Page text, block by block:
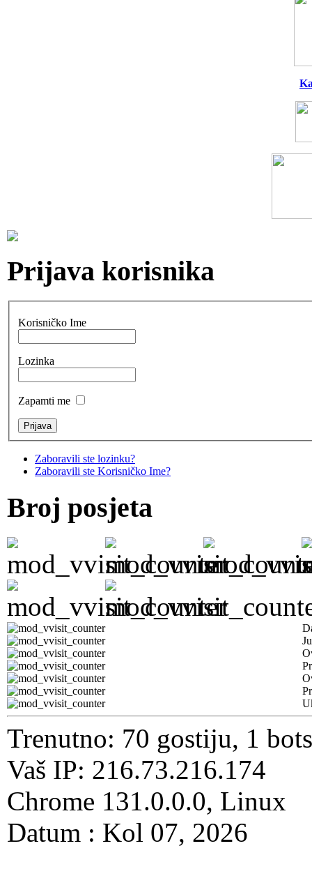
Prijava korisnika
Korisničko Ime
Lozinka
Zapamti me
Zaboravili ste lozinku?
Zaboravili ste Korisničko Ime?
Broj posjeta
Trenutno: 70 gostiju, 1
Vaš IP: 216.73.216.174
Chrome 131.0.0.0, Linux
Datum : Kol 07, 2026